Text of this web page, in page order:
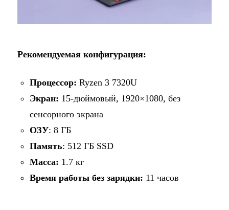
Рекомендуемая конфигурация:
Процессор: Ryzen 3 7320U
Экран: 15-дюймовый, 1920×1080, без
сенсорного экрана
ОЗУ: 8 ГБ
Память: 512 ГБ SSD
Масса: 1.7 кг
Время работы без зарядки: 11 часов